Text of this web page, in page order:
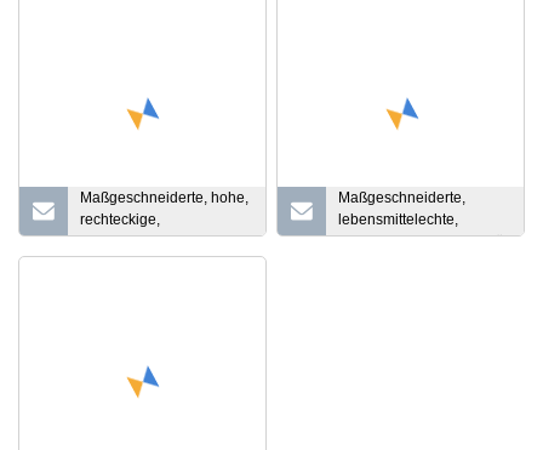
Maßgeschneiderte, hohe,
rechteckige,
rechtwinklige,
Maßgeschneiderte,
lebensmittelechte,
rechteckige Blechdose für